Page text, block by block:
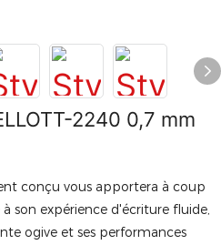
2240 0,7 mm
conçu vous apportera à coup
son expérience d'écriture fluide,
ogive et ses performances